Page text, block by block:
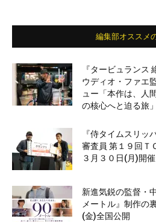
編集部オススメ
『タービュランス
ウディオ・ファエ
ュー「本作は、人
の核心へと迫る旅」
『侍タイムスリッ
審査員 第１９回Ｔ
３月３０日(月)開催
新進気鋭の監督・
メートル』制作の
(金)全国公開